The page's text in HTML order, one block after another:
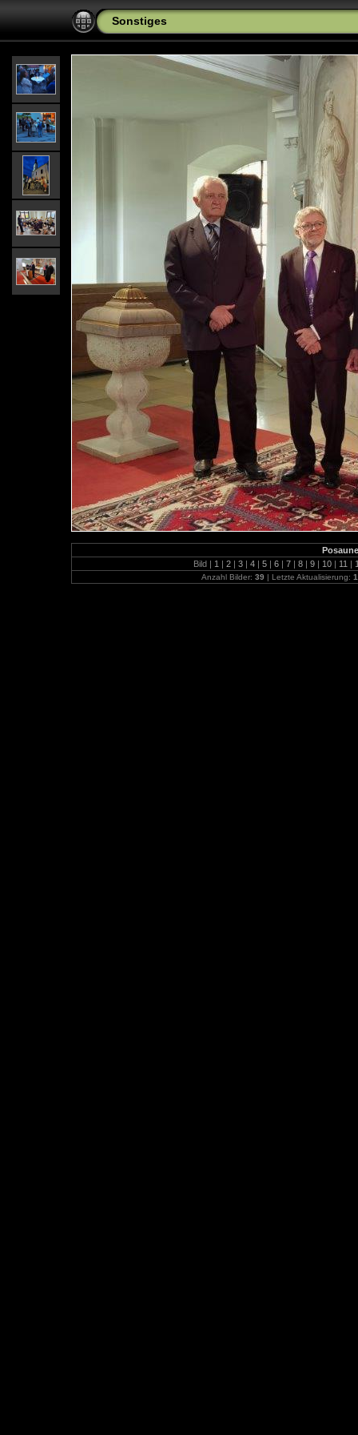
Sonstiges
Bild | 1 | 2 | 3 | 4 | 5 | 6 | 7 | 8 | 9 | 10 | 11 |
Anzahl Bilder: 39 | Letzte Aktualisierung: